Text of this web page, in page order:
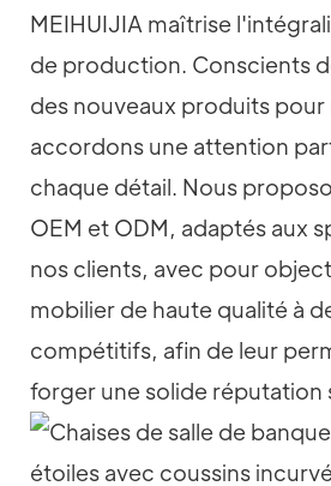
MEIHUIJIA maîtrise
de production. Conscients
des nouveaux produits
accordons une attention
chaque détail. Nous
OEM et ODM, adaptés aux
nos clients, avec pour
mobilier de haute qualité à
compétitifs, afin de leur
forger une solide réputation